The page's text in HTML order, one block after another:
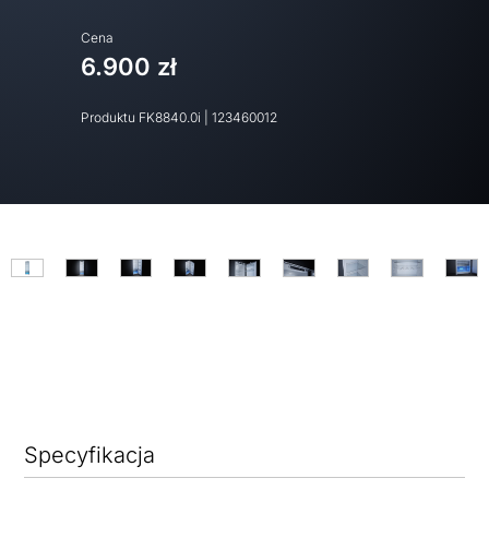
Cena
6.900 zł
Produktu FK8840.0i 123460012
Specyfikacja